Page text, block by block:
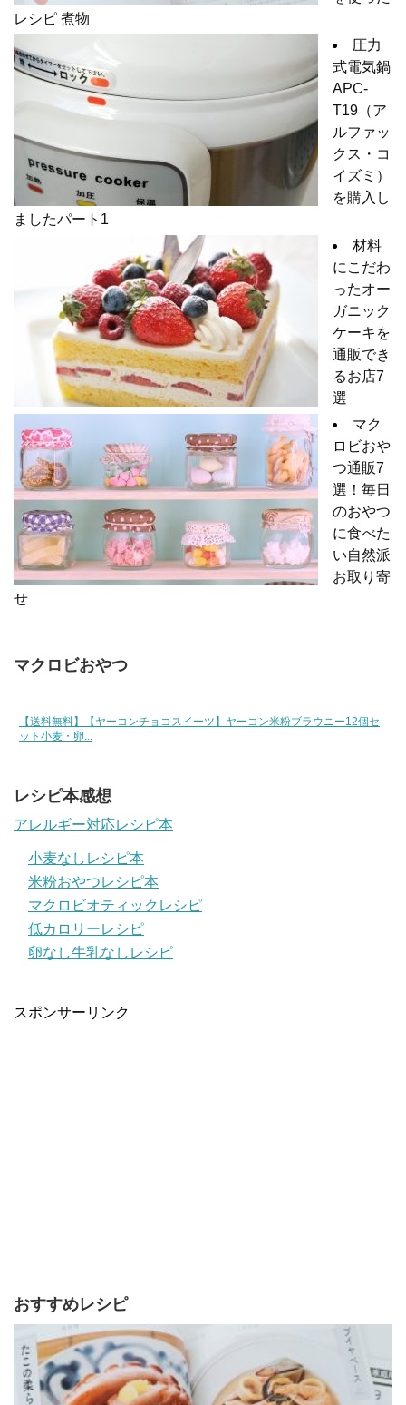
レシピ 煮物
圧力
式電気鍋
APC-
T19（ア
ルファッ
クス・コ
イズミ）
を購入し
ましたパート1
材料
にこだわ
ったオー
ガニック
ケーキを
通販でき
るお店7
選
マク
ロビおや
つ通販7
選！毎日
のおやつ
に食べた
い自然派
お取り寄
せ
マクロビおやつ
【送料無料】【ヤーコンチョコスイーツ】ヤーコン米粉ブラウニー12個セ
ット小麦・卵...
レシピ本感想
アレルギー対応レシピ本
小麦なしレシピ本
米粉おやつレシピ本
マクロビオティックレシピ
低カロリーレシピ
卵なし牛乳なしレシピ
スポンサーリンク
おすすめレシピ